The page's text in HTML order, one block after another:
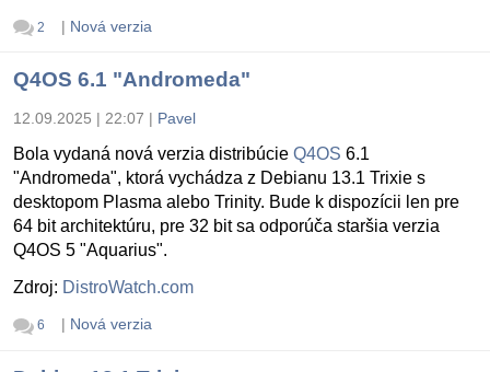
2 | Nová verzia
Q4OS 6.1 "Andromeda"
12.09.2025 | 22:07 | Pavel
Bola vydaná nová verzia distribúcie Q4OS 6.1
"Andromeda", ktorá vychádza z Debianu 13.1 Trixie s
desktopom Plasma alebo Trinity. Bude k dispozícii len pre
64 bit architektúru, pre 32 bit sa odporúča staršia verzia
Q4OS 5 "Aquarius".
Zdroj: DistroWatch.com
6 | Nová verzia